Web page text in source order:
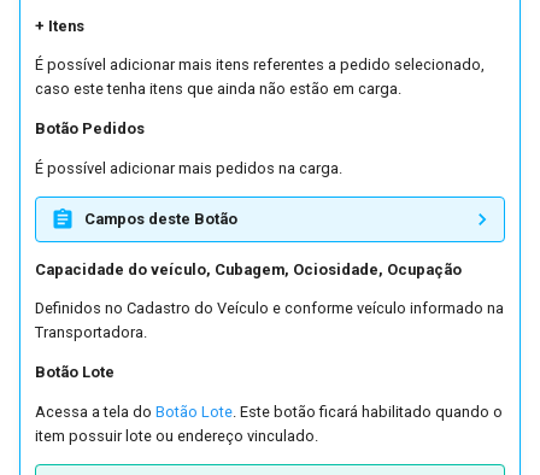
+ Itens
É possível adicionar mais itens referentes a pedido selecionado,
caso este tenha itens que ainda não estão em carga.
Botão Pedidos
É possível adicionar mais pedidos na carga.
Campos deste Botão
Capacidade do veículo, Cubagem, Ociosidade, Ocupação
Definidos no Cadastro do Veículo e conforme veículo informado na
Transportadora.
Botão Lote
Acessa a tela do Botão Lote. Este botão ficará habilitado quando o
item possuir lote ou endereço vinculado.